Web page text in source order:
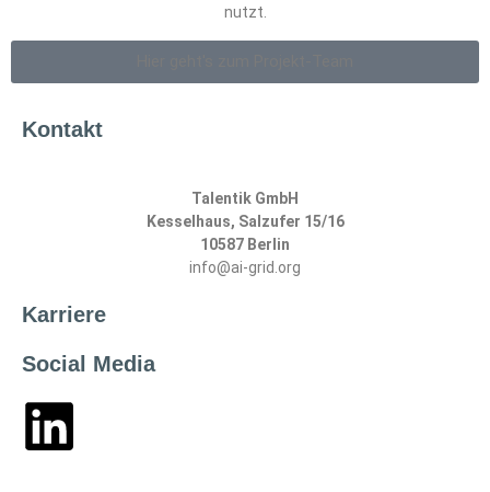
nutzt.
Kontakt
Talentik GmbH
Kesselhaus, Salzufer 15/16
10587 Berlin
info@ai-grid.org
Karriere
Social Media